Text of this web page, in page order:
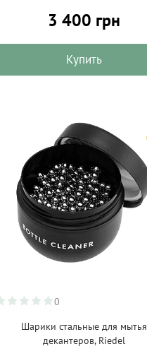
3 400 грн
Купить
0
Шарики стальные для мытья
декантеров, Riedel